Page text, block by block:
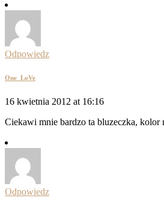
Odpowiedz
One_LoVe
16 kwietnia 2012 at 16:16
Ciekawi mnie bardzo ta bluzeczka, kolor
Odpowiedz